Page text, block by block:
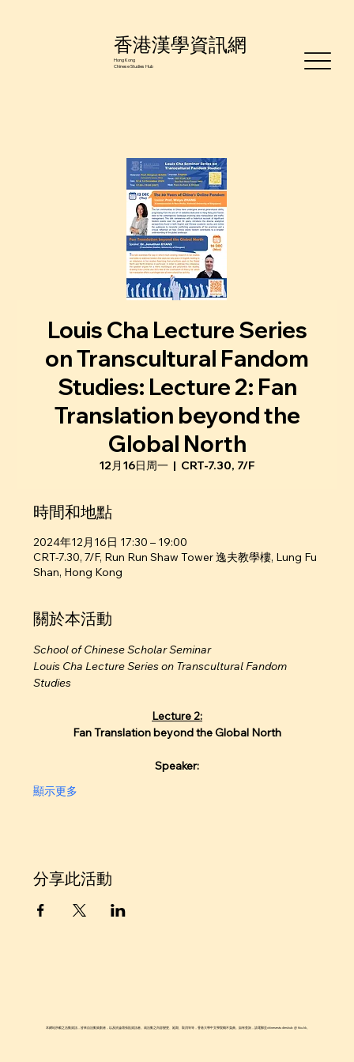
香港漢學資訊網
Hong Kong
Chinese Studies Hub
Louis Cha Lecture Series
on Transcultural Fandom
Studies: Lecture 2: Fan
Translation beyond the
Global North
12月16日周一
  |
CRT-7.30, 7/F
時間和地點
2024年12月16日 17:30 – 19:00
CRT-7.30, 7/F, Run Run Shaw Tower 逸夫教學樓, Lung Fu
Shan, Hong Kong
關於本活動
School of Chinese Scholar Seminar
Louis Cha Lecture Series on Transcultural Fandom
Studies
Lecture 2:
Fan Translation beyond the Global North
Speaker:
顯示更多
分享此活動
本網站所載之活動資訊，皆來自活動策劃者，以及於論壇張貼資訊者。就活動之內容變更、延期、取消等等，香港大學中文學院概不負責。如有查詢，請電郵至chinesestudieshub @ hku.hk。